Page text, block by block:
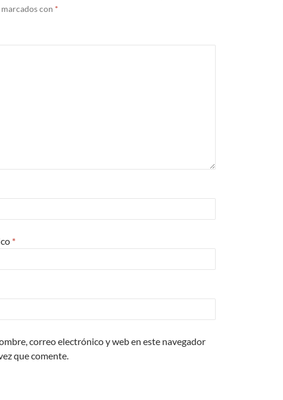
con *
*
correo electrónico y web en este navegador
que comente.